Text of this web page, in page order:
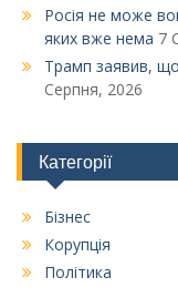
Росія не може
яких вже нема 7
Трамп заявив,
Серпня, 2026
Категорії
Бізнес
Корупція
Політика